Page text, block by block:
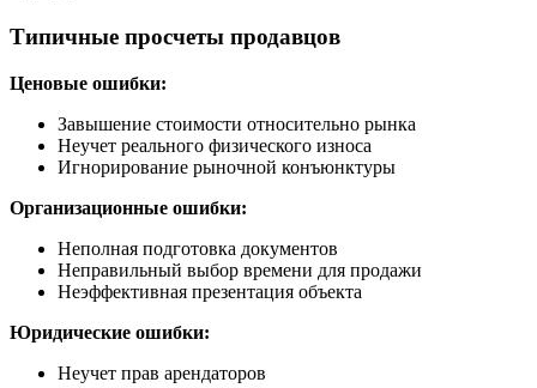
Типичные просчеты продавцов
Ценовые ошибки:
Завышение стоимости относительно рынка
Неучет реального физического износа
Игнорирование рыночной конъюнктуры
Организационные ошибки:
Неполная подготовка документов
Неправильный выбор времени для продажи
Неэффективная презентация объекта
Юридические ошибки:
Неучет прав арендаторов